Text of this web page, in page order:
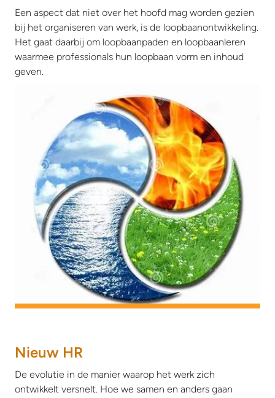
Een aspect dat niet over het hoofd mag worden gezien
bij het organiseren van werk, is de loopbaanontwikkeling.
Het gaat daarbij om loopbaanpaden en loopbaanleren
waarmee professionals hun loopbaan vorm en inhoud
geven.
Nieuw HR
De evolutie in de manier waarop het werk zich
ontwikkelt versnelt. Hoe we samen en anders gaan